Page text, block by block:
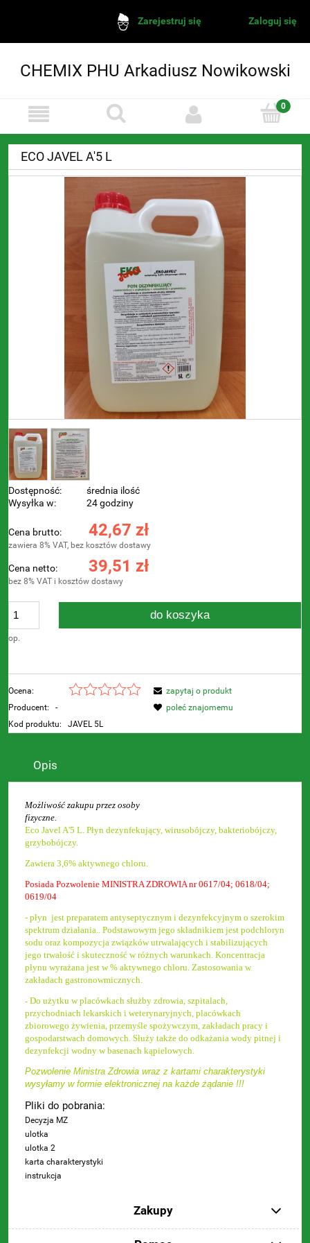
Zarejestruj się Zaloguj się
CHEMIX PHU Arkadiusz Nowikowski
ECO JAVEL A'5 L
Dostępność:
średnia ilość
Wysyłka w:
24 godziny
Cena brutto: 42,67 zł
zawiera 8% VAT, bez kosztów dostawy
Cena netto: 39,51 zł
bez 8% VAT i kosztów dostawy
op.
do koszyka
Ocena:
Producent:
-
Kod produktu:
JAVEL 5L
zapytaj o produkt
poleć znajomemu
Opis
Możliwość zakupu przez osoby
fizyczne.
Eco Javel A'5 L. Płyn dezynfekujący, wirusobójczy, bakteriobójczy,
grzybobójczy.
Zawiera 3,6% aktywnego chloru.
Posiada Pozwolenie MINISTRA ZDROWIA nr 0617/04; 0618/04;
0619/04
- płyn jest preparatem antyseptycznym i dezynfekcyjnym o szerokim
spektrum działania.. Podstawowym jego składnikiem jest podchloryn
sodu oraz kompozycja związków utrwalających i stabilizujących
jego trwałość i skuteczność w różnych warunkach. Koncentracja
płynu wyrażana jest w % aktywnego chloru. Zastosowania w
zakładach gastronowmicznych.
- Do użytku w placówkach służby zdrowia, szpitalach,
przychodniach lekarskich i weterynaryjnych, placówkach
zbiorowego żywienia, przemyśle spożywczym, zakładach pracy i
gospodarstwach domowych. Służy także do odkażania wody pitnej i
dezynfekcji wodny w basenach kąpielowych.
Pozwolenie Ministra Zdrowia wraz z kartami charakterystyki
wysyłamy w formie elektronicznej na każde żądanie !!!
Pliki do pobrania:
Decyzja MZ
ulotka
ulotka 2
karta charakterystyki
instrukcja
Zakupy